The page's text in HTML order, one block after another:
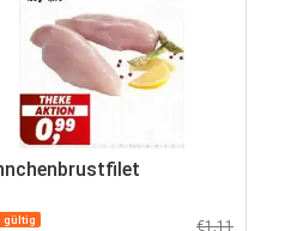
gültig €1,11